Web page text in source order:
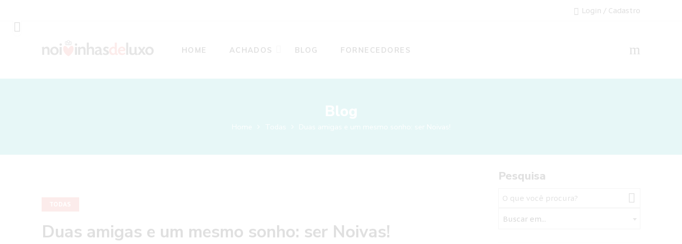
Login / Cadastro
HOME ACHADOS BLOG FORNECEDORES
Blog
Home Todas Duas amigas e um mesmo sonho: ser Noivas!
Duas amigas e um mesmo sonho: ser Noivas!
Pesquisa
Buscar em...